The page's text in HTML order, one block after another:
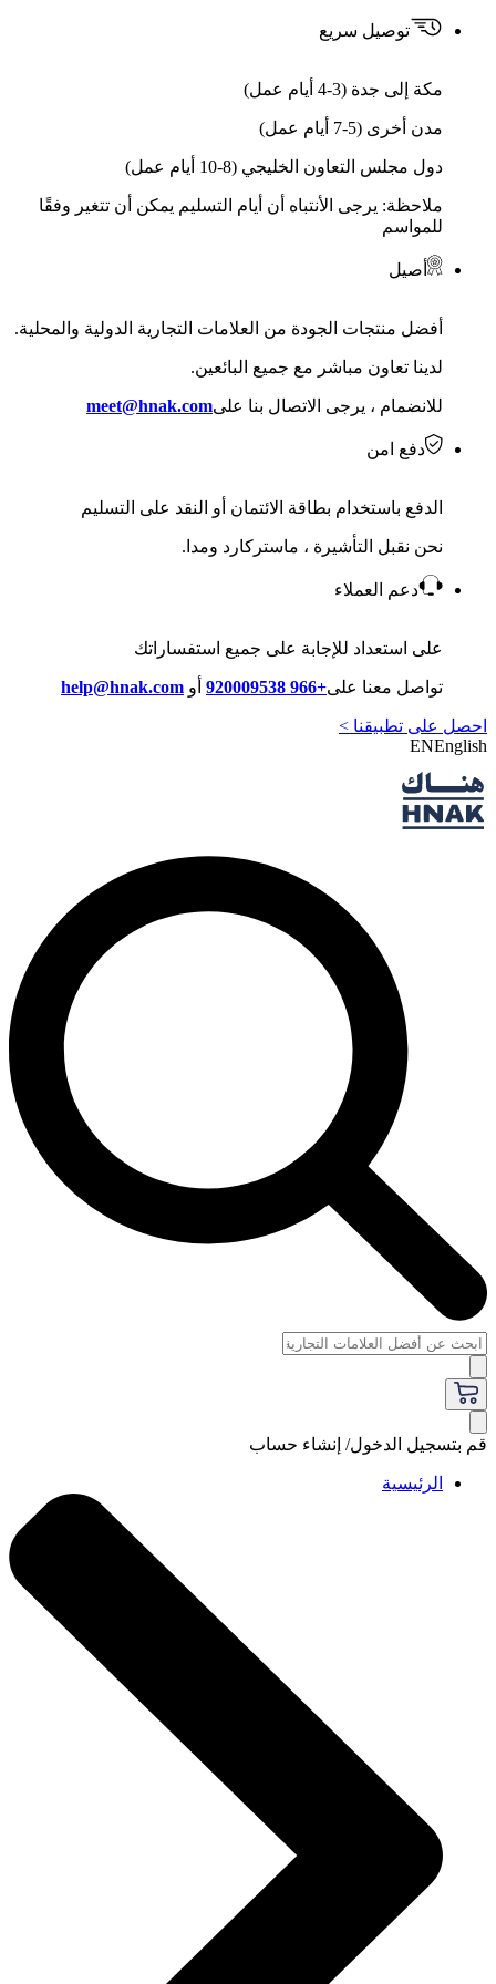
توصيل سريع
مكة إلى جدة (3-4 أيام عمل)
مدن أخرى (5-7 أيام عمل)
دول مجلس التعاون الخليجي (8-10 أيام عمل)
ملاحظة: يرجى الأنتباه أن أيام التسليم يمكن أن تتغير وفقًا
للمواسم
أصيل
أفضل منتجات الجودة من العلامات التجارية الدولية والمحلية.
لدينا تعاون مباشر مع جميع البائعين.
للانضمام ، يرجى الاتصال بنا علىmeet@hnak.com
دفع امن
الدفع باستخدام بطاقة الائتمان أو النقد على التسليم
نحن نقبل التأشيرة ، ماستركارد ومدا.
دعم العملاء
على استعداد للإجابة على جميع استفساراتك
تواصل معنا على+966 920009538 أو help@hnak.com
احصل على تطبيقنا >
ENEnglish
قم بتسجيل الدخول/ إنشاء حساب
الرئيسية